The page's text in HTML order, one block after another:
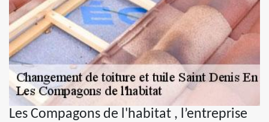
Les Compagons de l'habitat , l’entreprise